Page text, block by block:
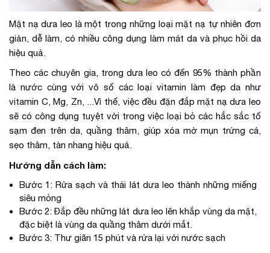
Mặt nạ dưa leo là một trong những loại mặt nạ tự nhiên đơn
giản, dễ làm, có nhiều công dụng làm mát da và phục hồi da
hiệu quả.
Theo các chuyên gia, trong dưa leo có đến 95% thành phần
là nước cùng với vô số các loại vitamin làm đẹp da như
vitamin C, Mg, Zn, ...Vì thế, việc đều đặn đắp mặt nạ dưa leo
sẽ có công dụng tuyệt vời trong việc loại bỏ các hắc sắc tố
sạm đen trên da, quầng thâm, giúp xóa mờ mụn trứng cá,
sẹo thâm, tàn nhang hiệu quả.
Hướng dẫn cách làm:
Bước 1: Rửa sạch và thái lát dưa leo thành những miếng
siêu mỏng
Bước 2: Đắp đều những lát dưa leo lên khắp vùng da mặt,
đặc biệt là vùng da quầng thâm dưới mắt.
Bước 3: Thư giãn 15 phút và rửa lại với nước sạch